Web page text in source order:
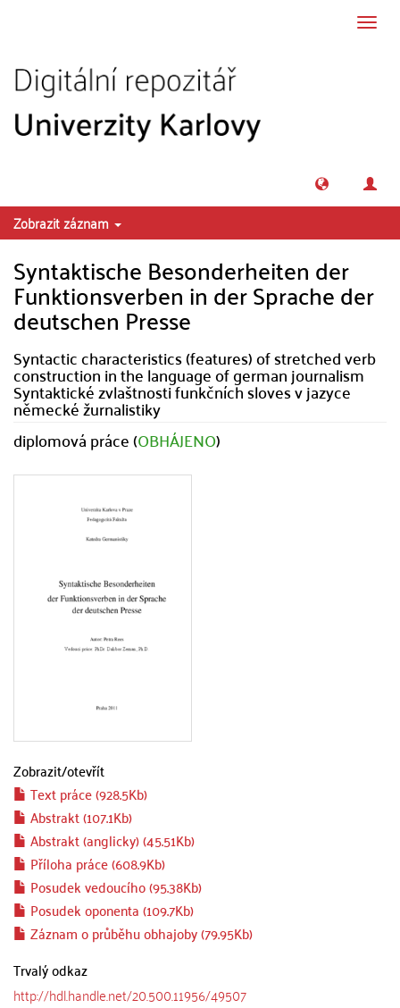
Zobrazit záznam
Syntaktische Besonderheiten der
Funktionsverben in der Sprache der
deutschen Presse
Syntactic characteristics (features) of stretched verb
construction in the language of german journalism
Syntaktické zvlaštnosti funkčních sloves v jazyce
německé žurnalistiky
diplomová práce (OBHÁJENO)
Zobrazit/otevřít
Text práce (928.5Kb)
Abstrakt (107.1Kb)
Abstrakt (anglicky) (45.51Kb)
Příloha práce (608.9Kb)
Posudek vedoucího (95.38Kb)
Posudek oponenta (109.7Kb)
Záznam o průběhu obhajoby (79.95Kb)
Trvalý odkaz
http://hdl.handle.net/20.500.11956/49507